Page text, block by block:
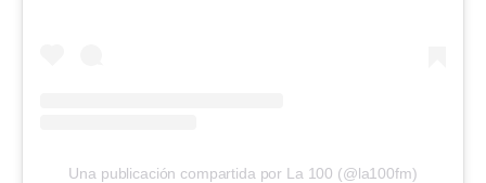
Una publicación compartida por La 100 (@la100fm)